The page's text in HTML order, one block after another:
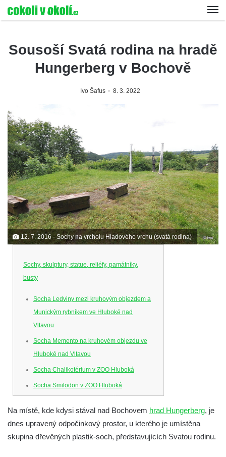
Sousoší Svatá rodina na hradě
Hungerberg v Bochově
Ivo Šafus 8. 3. 2022
12. 7. 2016 - Sochy na vrcholu Hladového vrchu (svatá rodina)
Sochy, skulptury, statue, reliéfy, památníky,
busty
Socha Ledviny mezi kruhovým objezdem a
Munickým rybníkem ve Hluboké nad
Vltavou
Socha Memento na kruhovém objezdu ve
Hluboké nad Vltavou
Socha Chalikotérium v ZOO Hluboká
Socha Smilodon v ZOO Hluboká
Socha Koroun bezzubý v ZOO Hluboká
Socha Plejtvák obrovský v ZOO Hluboká
Na místě, kde kdysi stával nad Bochovem hrad Hungerberg, je
dnes upravený odpočinkový prostor, u kterého je umístěna
skupina dřevěných plastik-soch, představujících Svatou rodinu.